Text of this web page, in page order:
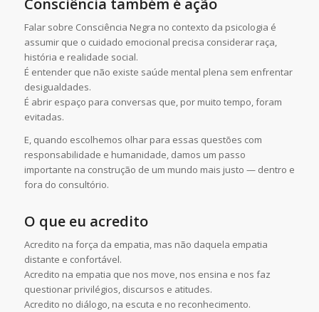
Consciência também é ação
Falar sobre Consciência Negra no contexto da psicologia é
assumir que o cuidado emocional precisa considerar raça,
história e realidade social.
É entender que não existe saúde mental plena sem enfrentar
desigualdades.
É abrir espaço para conversas que, por muito tempo, foram
evitadas.
E, quando escolhemos olhar para essas questões com
responsabilidade e humanidade, damos um passo
importante na construção de um mundo mais justo — dentro e
fora do consultório.
O que eu acredito
Acredito na força da empatia, mas não daquela empatia
distante e confortável.
Acredito na empatia que nos move, nos ensina e nos faz
questionar privilégios, discursos e atitudes.
Acredito no diálogo, na escuta e no reconhecimento.